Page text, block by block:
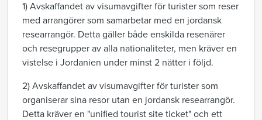
1) Avskaffandet av visumavgifter för turister som reser
med arrangörer som samarbetar med en jordansk
researrangör. Detta gäller både enskilda resenärer
och resegrupper av alla nationaliteter, men kräver en
vistelse i Jordanien under minst 2 nätter i följd.
2) Avskaffandet av visumavgifter för turister som
organiserar sina resor utan en jordansk researrangör.
Detta kräver en "unified tourist site ticket" och ett